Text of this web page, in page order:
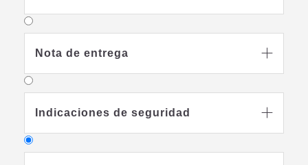
Nota de entrega 
Indicaciones de seguridad 